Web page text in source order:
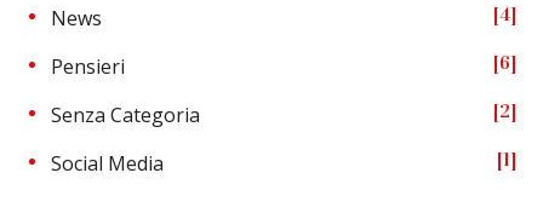
News 4
Pensieri 6
Senza Categoria 2
Social Media 1